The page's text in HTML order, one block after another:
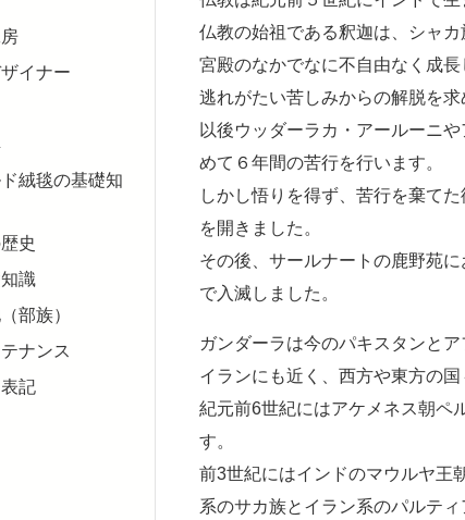
仏教の始祖である釈迦は、シャ
宮殿のなかでなに不自由なく成
逃れがたい苦しみからの解脱を
以後ウッダーラカ・アールーニ
めて６年間の苦行を行います。
しかし悟りを得ず、苦行を棄て
を開きました。
その後、サールナートの鹿野苑
で入滅しました。
ガンダーラは今のパキスタンと
イランにも近く、西方や東方の
紀元前6世紀にはアケメネス朝ペ
す。
前3世紀にはインドのマウルヤ王
系のサカ族とイラン系のパルテ
イナー
絨毯の基礎知
史
識
部族）
ナンス
記